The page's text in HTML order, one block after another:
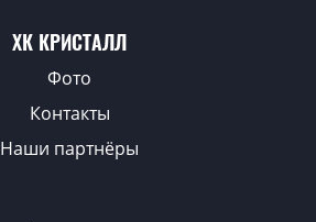
ХК КРИСТАЛЛ
Фото
Контакты
Наши партнёры